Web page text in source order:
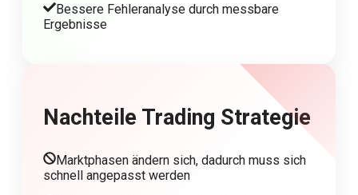
Bessere Fehleranalyse durch messbare
Ergebnisse
Nachteile Trading Strategie
Marktphasen ändern sich, dadurch muss sich
schnell angepasst werden